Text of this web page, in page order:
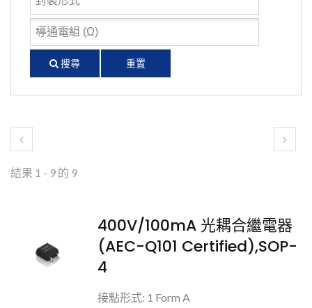
搜尋 重置
結果 1 - 9 的 9
400V/100mA 光耦合繼電器
(AEC-Q101 Certified),SOP-
4
接點形式: 1 Form A